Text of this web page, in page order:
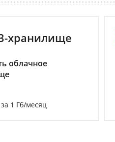
хранилище
облачное
1 Гб/месяц